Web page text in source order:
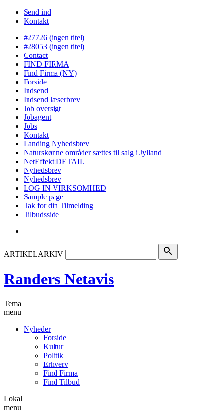
Send ind
Kontakt
#27726 (ingen titel)
#28053 (ingen titel)
Contact
FIND FIRMA
Find Firma (NY)
Forside
Indsend
Indsend læserbrev
Job oversigt
Jobagent
Jobs
Kontakt
Landing Nyhedsbrev
Naturskønne områder sættes til salg i Jylland
NetEffekt:DETAIL
Nyhedsbrev
Nyhedsbrev
LOG IN VIRKSOMHED
Sample page
Tak for din Tilmelding
Tilbudsside
ARTIKELARKIV search
Randers Netavis
Tema
menu
Nyheder
Forside
Kultur
Politik
Erhverv
Find Firma
Find Tilbud
Lokal
menu